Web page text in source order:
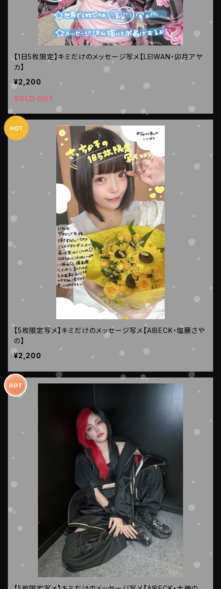
【1日5枚限定】キミだけのメッセージ写メ【LEIWAN・卯月アヤ
カ】
¥2,200
SOLD OUT
【5枚限定写メ】キミだけのメッセージ写メ【AIBECK・塩藤さや
の】
¥2,200